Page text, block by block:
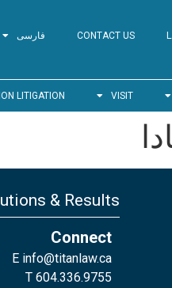
CONTACT US فارسی
VISIT
LITIGATION
& Results
Connect
E info@titanlaw.ca
T 604.336.9755